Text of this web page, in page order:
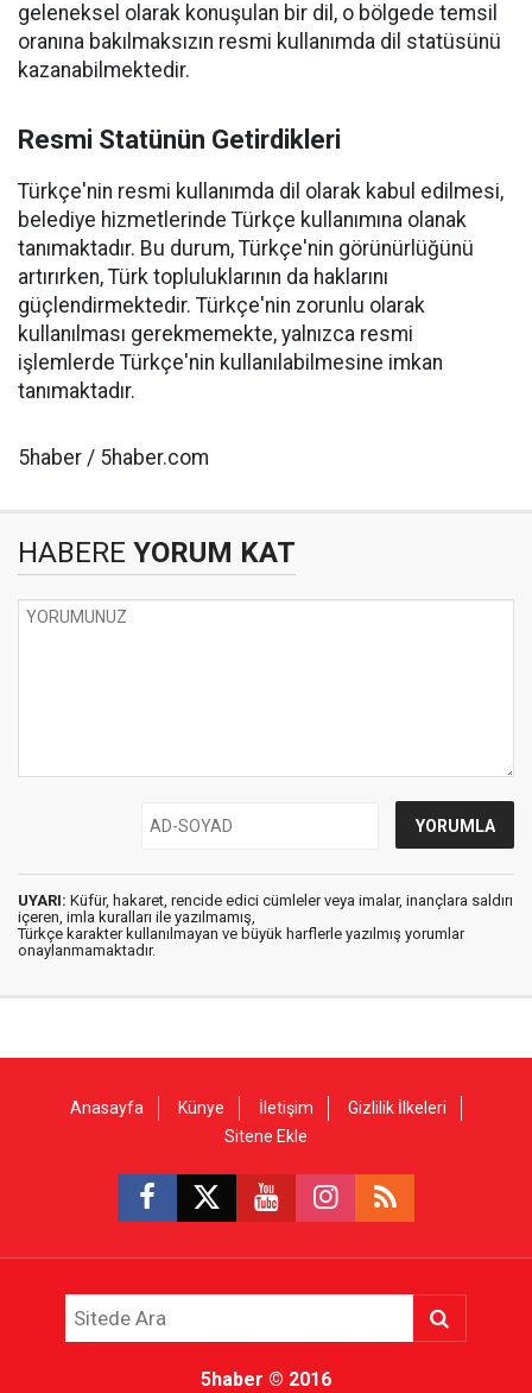
geleneksel olarak konuşulan bir dil, o bölgede temsil
oranına bakılmaksızın resmi kullanımda dil statüsünü
kazanabilmektedir.
Resmi Statünün Getirdikleri
Türkçe'nin resmi kullanımda dil olarak kabul edilmesi,
belediye hizmetlerinde Türkçe kullanımına olanak
tanımaktadır. Bu durum, Türkçe'nin görünürlüğünü
artırırken, Türk topluluklarının da haklarını
güçlendirmektedir. Türkçe'nin zorunlu olarak
kullanılması gerekmemekte, yalnızca resmi
işlemlerde Türkçe'nin kullanılabilmesine imkan
tanımaktadır.
5haber / 5haber.com
HABERE YORUM KAT
UYARI: Küfür, hakaret, rencide edici cümleler veya imalar, inançlara saldırı
içeren, imla kuralları ile yazılmamış,
Türkçe karakter kullanılmayan ve büyük harflerle yazılmış yorumlar
onaylanmamaktadır.
Anasayfa Künye İletişim
Gizlilik İlkeleri
Sitene Ekle
5haber © 2016